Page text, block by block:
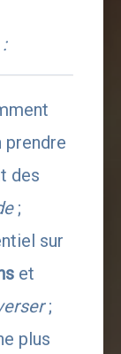
prendre
des
;
sur
et
;
plus